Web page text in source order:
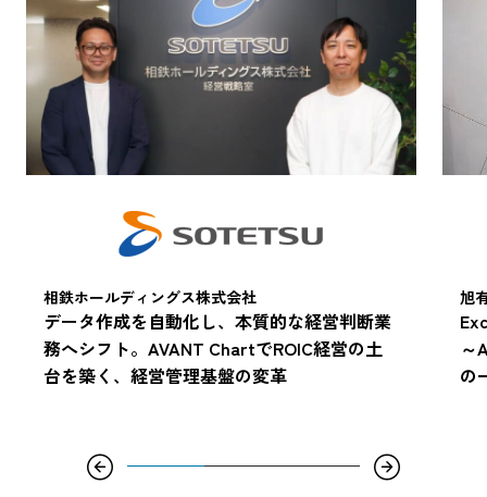
相鉄ホールディングス株式会社
データ作成を自動化し、本質的な経営判断業
務へシフト。AVANT ChartでROIC経営の土
台を築く、経営管理基盤の変革
旭
～
の